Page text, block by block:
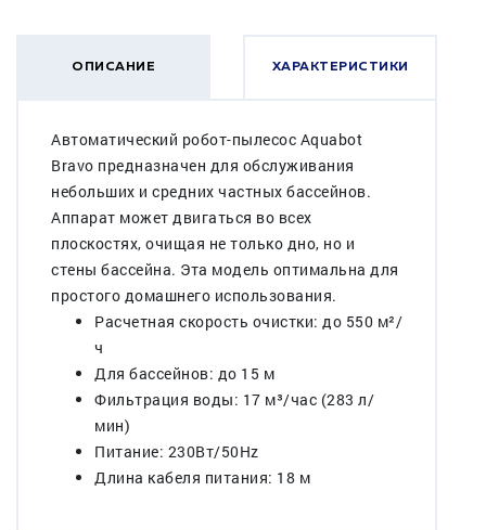
ОПИСАНИЕ ХАРАКТЕРИСТИКИ
Автоматический робот-пылесос Aquabot
Bravo предназначен для обслуживания
небольших и средних частных бассейнов.
Аппарат может двигаться во всех
плоскостях, очищая не только дно, но и
стены бассейна. Эта модель оптимальна для
простого домашнего использования.
Расчетная скорость очистки: до 550 м²/
ч
Для бассейнов: до 15 м
Фильтрация воды: 17 м³/час (283 л/
мин)
Питание: 230Вт/50Hz
Длина кабеля питания: 18 м